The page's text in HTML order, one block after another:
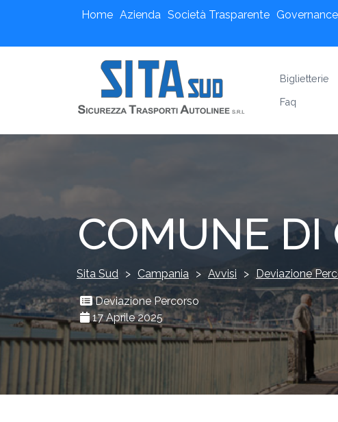
Home Azienda Società Trasparente Governance
Biglietterie
Faq
COMUNE DI
Sita Sud > Campania > Avvisi > Deviazione
Deviazione Percorso
17 Aprile 2025